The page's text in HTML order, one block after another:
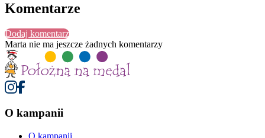
Komentarze
Dodaj komentarz
Marta nie ma jeszcze żadnych komentarzy
O kampanii
O kampanii